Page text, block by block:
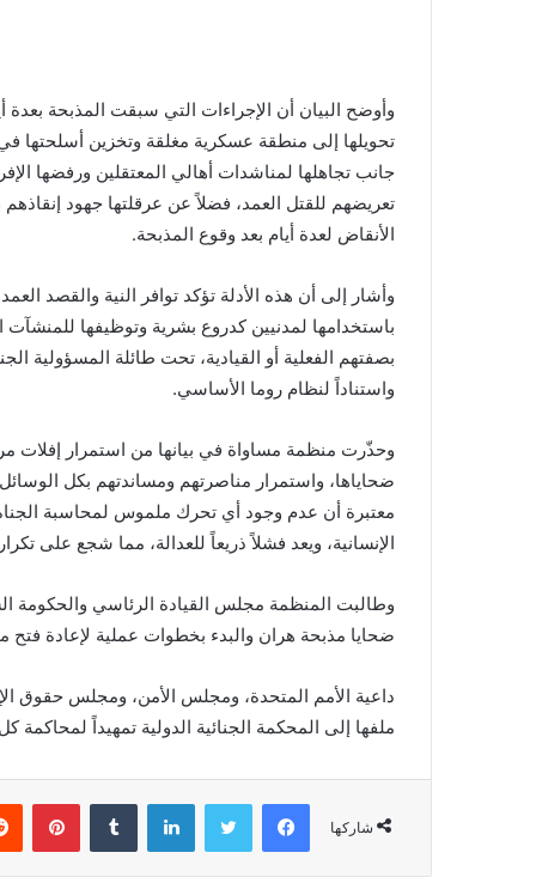
وأوضح البيان أن الإجراءات التي سبقت المذبحة بعدة
تحويلها إلى منطقة عسكرية مغلقة وتخزين أسلحتها
جانب تجاهلها لمناشدات أهالي المعتقلين ورفضها
تعريضهم للقتل العمد، فضلاً عن عرقلتها جهود
الأنقاض لعدة أيام بعد وقوع المذبحة.
وأشار إلى أن هذه الأدلة تؤكد توافر النية والقصد
باستخدامها لمدنيين كدروع بشرية وتوظيفها
بصفتهم الفعلية أو القيادية، تحت طائلة المسؤولية
واستناداً لنظام روما الأساسي.
وحذّرت منظمة مساواة في بيانها من استمرار إفلات
ضحاياها، واستمرار مناصرتهم ومساندتهم بكل
معتبرة أن عدم وجود أي تحرك ملموس لمحاسبة
الإنسانية، ويعد فشلاً ذريعاً للعدالة، مما شجع على
وطالبت المنظمة مجلس القيادة الرئاسي والحكومة
ضحايا مذبحة هران والبدء بخطوات عملية لإعادة فتح
داعية الأمم المتحدة، ومجلس الأمن، ومجلس حقوق
ملفها إلى المحكمة الجنائية الدولية تمهيداً
شاركها
فيسبوك تويتر لينكدإن